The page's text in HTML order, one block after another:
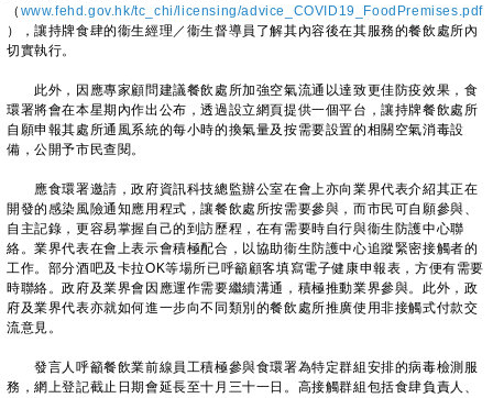
（ www.fehd.gov.hk/tc_chi/licensing/advice_COVID19_FoodPremises.pdf
），讓持牌食肆的衞生經理／衞生督導員了解其內容後在其服務的餐飲處所內
切實執行。
此外，因應專家顧問建議餐飲處所加強空氣流通以達致更佳防疫效果，食
環署將會在本星期內作出公布，透過設立網頁提供一個平台，讓持牌餐飲處所
自願申報其處所通風系統的每小時的換氣量及按需要設置的相關空氣消毒設
備，公開予市民查閱。
應食環署邀請，政府資訊科技總監辦公室在會上亦向業界代表介紹其正在
開發的感染風險通知應用程式，讓餐飲處所按需要參與，而市民可自願參與、
自主記錄，更容易掌握自己的到訪歷程，在有需要時自行與衞生防護中心聯
絡。業界代表在會上表示會積極配合，以協助衞生防護中心追蹤緊密接觸者的
工作。部分酒吧及卡拉OK等場所已呼籲顧客填寫電子健康申報表，方便有需要
時聯絡。政府及業界會因應運作需要繼續溝通，積極推動業界參與。此外，政
府及業界代表亦就如何進一步向不同類別的餐飲處所推廣使用非接觸式付款交
流意見。
發言人呼籲餐飲業前線員工積極參與食環署為特定群組安排的病毒檢測服
務，網上登記截止日期會延長至十月三十一日。高接觸群組包括食肆負責人、